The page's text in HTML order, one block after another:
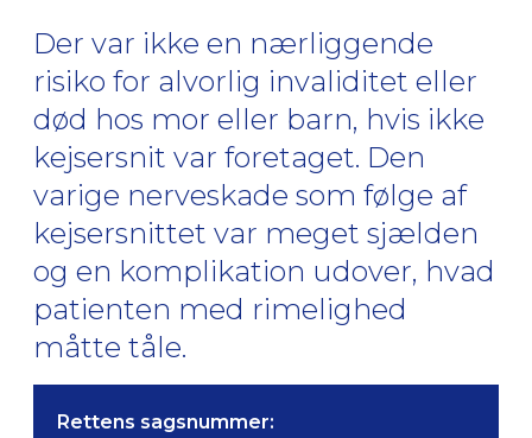
Der var ikke en nærliggende
risiko for alvorlig invaliditet eller
død hos mor eller barn, hvis ikke
kejsersnit var foretaget. Den
varige nerveskade som følge af
kejsersnittet var meget sjælden
og en komplikation udover, hvad
patienten med rimelighed
måtte tåle.
Rettens sagsnummer: